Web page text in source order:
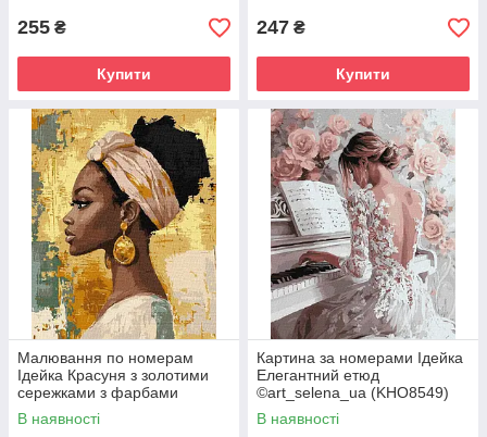
255 ₴
Купити
247 ₴
Купити
Малювання по номерам
Ідейка Красуня з золотими
сережками з фарбами
металік extra ©art_selena_ua
(KHO8686) 40 х 50 см
В наявності
Картина за номерами Ідейка
Елегантний етюд
©art_selena_ua (KHO8549)
40 х 50 см
В наявності